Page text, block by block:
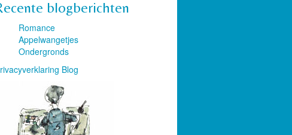
blogberichten
Romance
Appelwangetjes
Ondergronds
Blog